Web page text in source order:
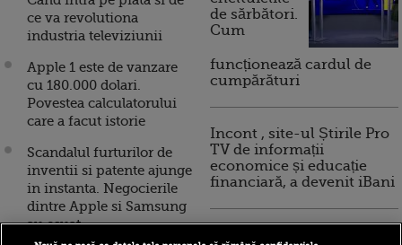
ce va revolutiona
industria televiziunii
Apple 1 este de vanzare
cu 180.000 dolari.
Povestea calculatorului
care a facut istorie
Scandalul furturilor de
inventii si patente ajunge
in instanta. Negocierile
dintre Apple si Samsung
au esuat
de sărbători.
Cum
funcționează cardul de
cumpărături
Incont , site-ul Știrile Pro
TV de informații
economice și educație
financiară, a devenit iBani